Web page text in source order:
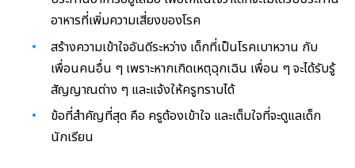
อาหารที่เพิ่มความเสี่ยงของโรค
สร้างความเข้าใจอันดีระหว่าง เด็กที่เป็นโรคเบาหวาน กับ
เพื่อนคนอื่น ๆ เพราะหากเกิดเหตุฉุกเฉิน เพื่อน ๆ จะได้รับรู้
สัญญาณต่าง ๆ และแจ้งให้ครูทราบได้
ข้อที่สำคัญที่สุด คือ ครูต้องเข้าใจ และเต็มใจที่จะดูแลเด็ก
นักเรียน